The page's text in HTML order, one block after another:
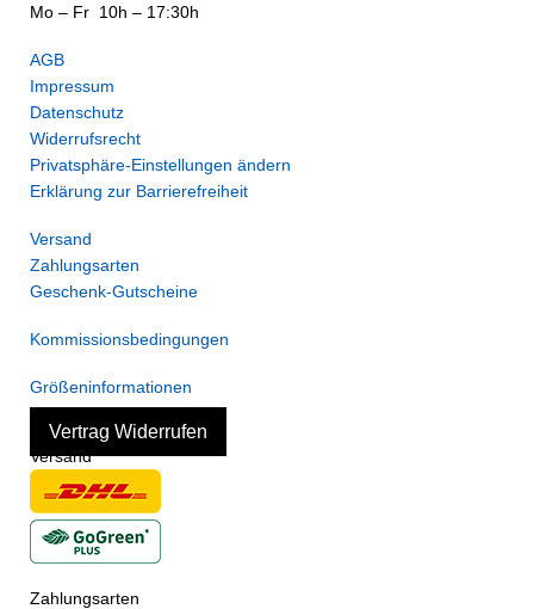
Mo – Fr 10h – 17:30h
AGB
Impressum
Datenschutz
Widerrufsrecht
Privatsphäre-Einstellungen ändern
Erklärung zur Barrierefreiheit
Versand
Zahlungsarten
Geschenk-Gutscheine
Kommissionsbedingungen
Größeninformationen
Vertrag Widerrufen
Versand
Zahlungsarten